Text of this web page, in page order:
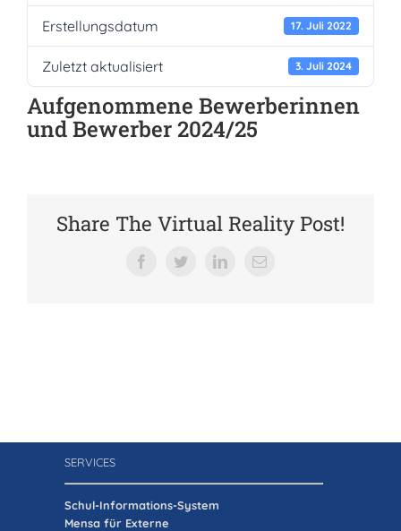
Verein der Freunde
Jobs
Erstellungsdatum 17. Juli 2022
Zuletzt aktualisiert 3. Juli 2024
Aufgenommene Bewerberinnen
und Bewerber 2024/25
Share The Virtual Reality Post!
FacebookTwitterLinkedIn
E-
SERVICES
Schul-Informations-System
Mensa für Externe